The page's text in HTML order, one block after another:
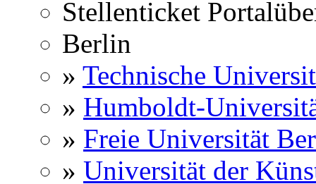
Stellenticket
Berlin
» Technische
» Humboldt-
» Freie Universität
» Universität der